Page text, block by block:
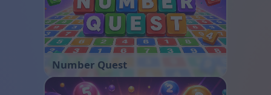
Number Quest